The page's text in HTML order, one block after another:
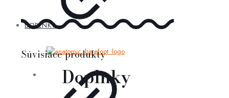
DOPLNKY
Doplnky
Súvisiace produkty